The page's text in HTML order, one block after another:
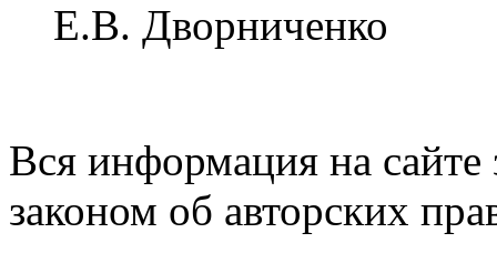
Е.В. Дворниченко
Вся информация на
законом об авторских